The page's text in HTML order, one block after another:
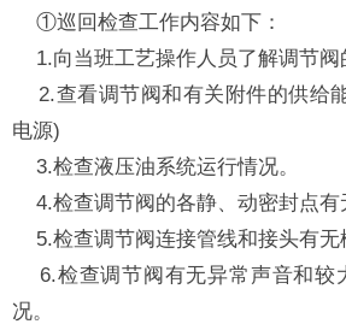
①巡回检查工作内容如下：
1.向当班工艺操作人员了解调节阀
2.查看调节阀和有关附件的供给
电源)
3.检查液压油系统运行情况。
4.检查调节阀的各静、动密封点有
5.检查调节阀连接管线和接头有无
6.检查调节阀有无异常声音和较
况。